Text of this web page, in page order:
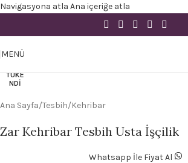
Navigasyona atla Ana içeriğe atla
MENÜ
TÜKE
NDI
Ana Sayfa/Tesbih/Kehribar
Zar Kehribar Tesbih Usta İşçilik
Whatsapp İle Fiyat Al